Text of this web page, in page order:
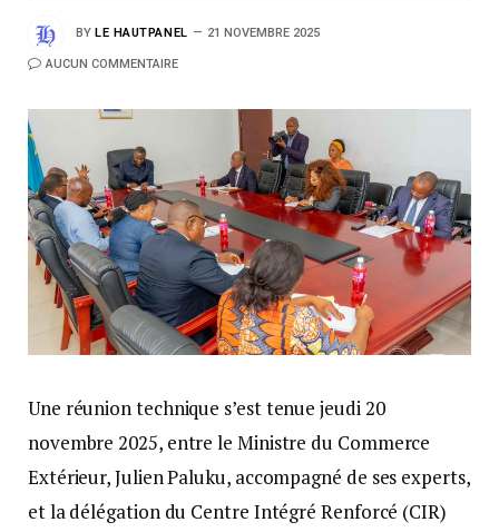
BY LE HAUTPANEL 21 NOVEMBRE 2025
AUCUN COMMENTAIRE
Une réunion technique s’est tenue jeudi 20
novembre 2025, entre le Ministre du Commerce
Extérieur, Julien Paluku, accompagné de ses experts,
et la délégation du Centre Intégré Renforcé (CIR)